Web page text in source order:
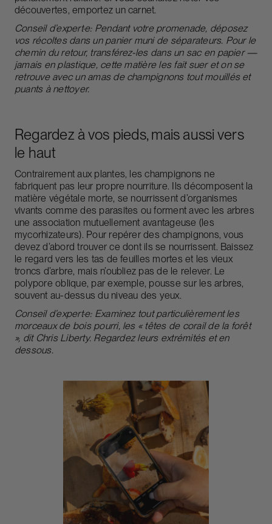
découvertes, emportez un carnet.
Conseil d’expert·e:Pendant votre promenade, déposez
vos récoltes dans un panier muni de séparateurs. Pour le
chemin du retour, transférez-les dans un sac en papier —
jamais en plastique, cette matière les fait suer et on se
retrouve avec un amas de champignons tout mouillés et
puants à nettoyer.
Regardez à vos pieds, mais aussi vers
le haut
Contrairement aux plantes, les champignons ne
fabriquent pas leur propre nourriture. Ils décomposent la
matière végétale morte, se nourrissent d’organismes
vivants comme des parasites ou forment avec les arbres
une association mutuellement avantageuse (les
mycorhizateurs). Pour repérer des champignons, vous
devez d’abord trouver ce dont ils se nourrissent. Baissez
le regard vers les tas de feuilles mortes et les vieux
troncs d’arbre, mais n’oubliez pas de le relever. Le
polypore oblique, par exemple, pousse sur les arbres,
souvent au-dessus du niveau des yeux.
Conseil d’expert·e:Examinez tout particulièrement les
morceaux de bois pourri, les « têtes de corail de la forêt
», dit Chris Liberty. Regardez leurs extrémités et en
dessous.